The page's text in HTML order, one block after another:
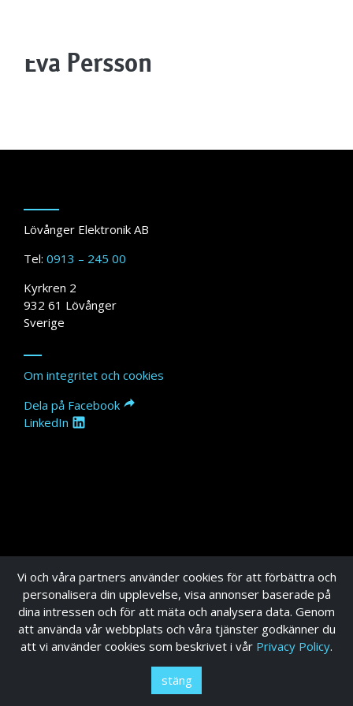
Eva Persson
Lövånger Elektronik AB
Tel: 0913 – 245 00
Kyrkren 2
932 61 Lövånger
Sverige
Om integritet och cookies
Dela på Facebook
LinkedIn
Vi och våra partners använder cookies för att förbättra och
personalisera din upplevelse, visa annonser baserade på
dina intressen och för att mäta och analysera data. Genom
att använda vår webbplats och våra tjänster godkänner du
att vi använder cookies som beskrivet i vår Privacy Policy.
stäng